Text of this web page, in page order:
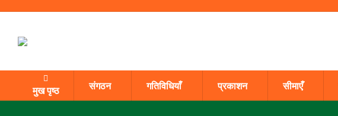
मुख पृष्ठ संगठन गतिविधियाँ प्रकाशन सीमाएँ